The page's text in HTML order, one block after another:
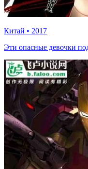
Китай • 2017
Эти опасные девочки